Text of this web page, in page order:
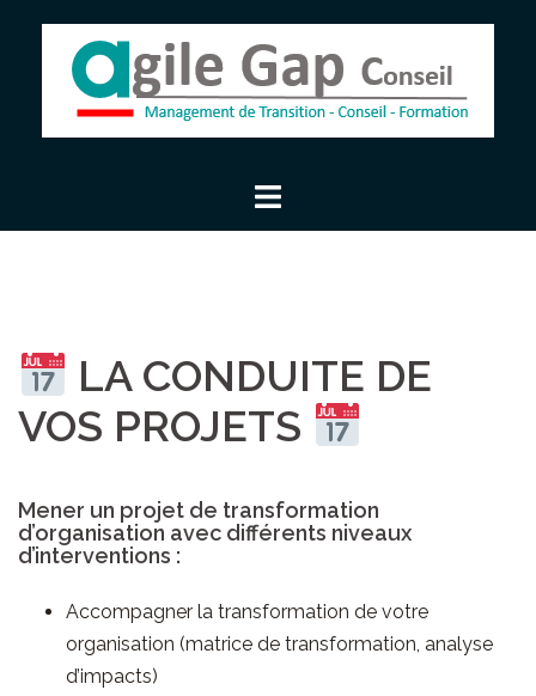
contenu
LA CONDUITE DE
VOS PROJETS
Mener un projet de transformation
d’organisation avec différents niveaux
d’interventions :
Accompagner la transformation de votre
organisation (matrice de transformation, analyse
d’impacts)